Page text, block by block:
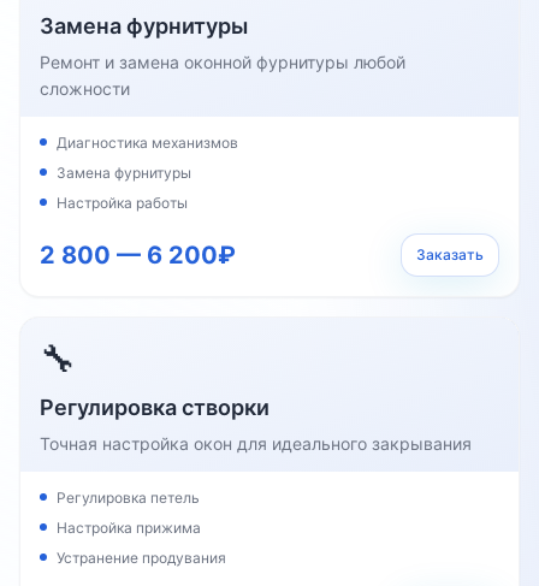
Замена фурнитуры
Ремонт и замена оконной фурнитуры любой
сложности
Диагностика механизмов
Замена фурнитуры
Настройка работы
2 800 — 6 200₽ Заказать
🔧
Регулировка створки
Точная настройка окон для идеального закрывания
Регулировка петель
Настройка прижима
Устранение продувания